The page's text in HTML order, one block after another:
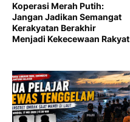
Koperasi Merah Putih:
Jangan Jadikan Semangat
Kerakyatan Berakhir
Menjadi Kekecewaan Rakyat